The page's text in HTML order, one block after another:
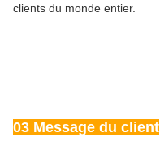
clients du monde entier.
03 Message du client